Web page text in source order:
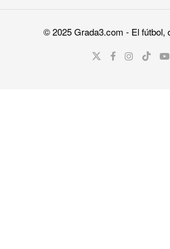
© 2025Grada3.com - El fútbol,